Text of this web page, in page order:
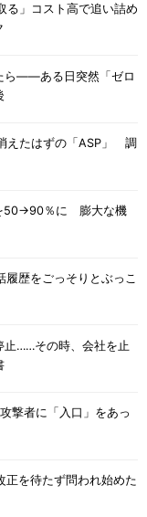
る」コスト高で追い詰め
ら――ある日突然「ゼロ
えたはずの「ASP」 調
50→90％に 膨大な機
履歴をごっそりとぶっこ
止……その時、会社を止
撃者に「入口」をあっ
を待たず問われ始めた